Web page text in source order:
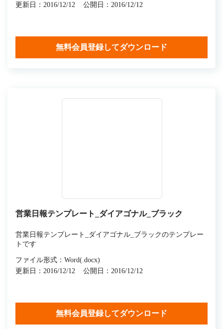
更新日：2016/12/12
公開日：2016/12/12
無料会員登録してダウンロード
営業日報テンプレート_ダイアゴナル_ブラック
営業日報テンプレート_ダイアゴナル_ブラックのテンプレー
トです
ファイル形式：Word(.docx)
更新日：2016/12/12
公開日：2016/12/12
無料会員登録してダウンロード